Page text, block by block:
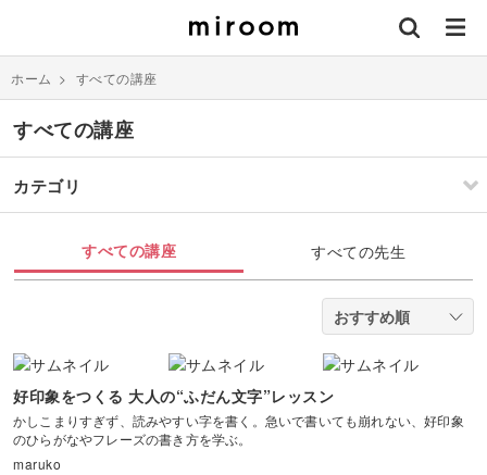
ホーム > すべての講座
すべての講座
カテゴリ
刺繍
伝統刺繍
その他刺繍
編み物
棒針編み
かぎ針編み
すべて
パッチワーク
イラスト・絵画
すべて
デッサン
ミニチュア・クレイ
クラフト
すべて
すべて
すべての講座 すべての先生
好印象をつくる 大人の“ふだん文字”レッスン
かしこまりすぎず、読みやすい字を書く。急いで書いても崩れない、好印象
のひらがなやフレーズの書き方を学ぶ。
maruko